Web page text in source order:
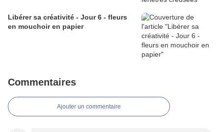
Libérer sa créativité - Jour 6 - fleurs
en mouchoir en papier
Commentaires
Ajouter un commentaire